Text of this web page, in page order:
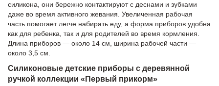
силикона, они бережно контактируют с деснами и зубками
даже во время активного жевания. Увеличенная рабочая
часть помогает легче набирать еду, а форма приборов удобна
как для ребенка, так и для родителей во время кормления.
Длина приборов — около 14 см, ширина рабочей части —
около 3,5 см.
Силиконовые детские приборы с деревянной
ручкой коллекции «Первый прикорм»